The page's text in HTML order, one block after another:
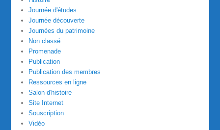
Journée d'études
Journée découverte
Journées du patrimoine
Non classé
Promenade
Publication
Publication des membres
Ressources en ligne
Salon d'histoire
Site Internet
Souscription
Vidéo